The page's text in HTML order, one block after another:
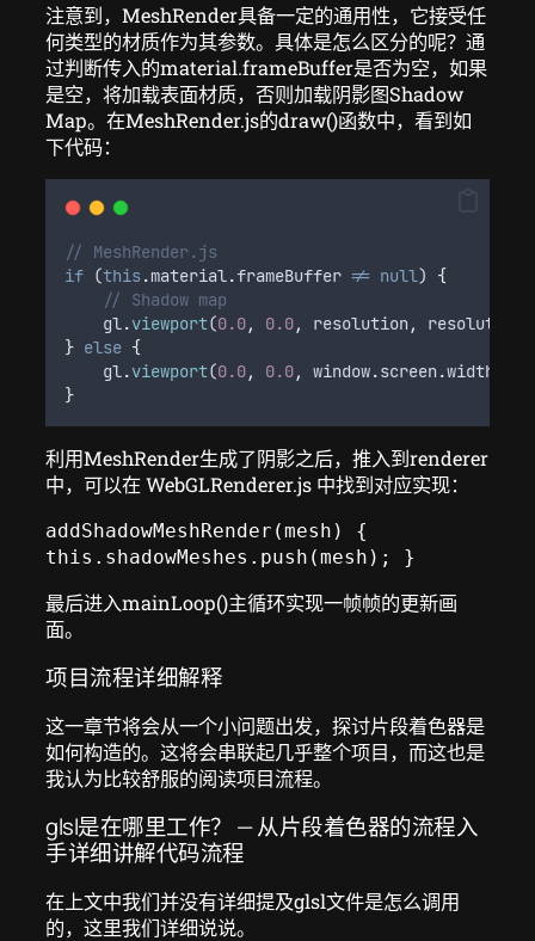
注意到，MeshRender具备一定的通用性，它接受任
何类型的材质作为其参数。具体是怎么区分的呢？通
过判断传入的material.frameBuffer是否为空，如果
是空，将加载表面材质，否则加载阴影图Shadow
Map。在MeshRender.js的draw()函数中，看到如
下代码：
// MeshRender.js
if (this.material.frameBuffer != null) {
// Shadow map
gl.viewport(0.0, 0.0, resolution, resolution
} else {
gl.viewport(0.0, 0.0, window.screen.width
}
利用MeshRender生成了阴影之后，推入到renderer
中，可以在 WebGLRenderer.js 中找到对应实现：
addShadowMeshRender(mesh) {
this.shadowMeshes.push(mesh); }
最后进入mainLoop()主循环实现一帧帧的更新画
面。
项目流程详细解释
这一章节将会从一个小问题出发，探讨片段着色器是
如何构造的。这将会串联起几乎整个项目，而这也是
我认为比较舒服的阅读项目流程。
glsl是在哪里工作？ — 从片段着色器的流程入
手详细讲解代码流程
在上文中我们并没有详细提及glsl文件是怎么调用
的，这里我们详细说说。